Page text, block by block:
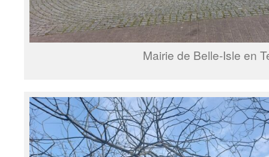
Mairie de Belle-Isle en